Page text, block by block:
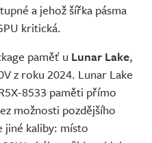
a jehož šířka pásma
kritická.
paměť u Lunar Lake,
z roku 2024. Lunar Lake
8533 paměti přímo
možnosti pozdějšího
jiné kaliby: místo